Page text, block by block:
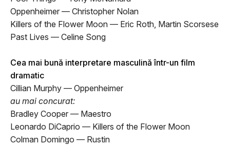
Oppenheimer — Christopher Nolan
Killers of the Flower Moon — Eric Roth, Martin Scorsese
Past Lives — Celine Song
Cea mai bună interpretare masculină într-un film
dramatic
Cillian Murphy — Oppenheimer
au mai concurat:
Bradley Cooper — Maestro
Leonardo DiCaprio — Killers of the Flower Moon
Colman Domingo — Rustin